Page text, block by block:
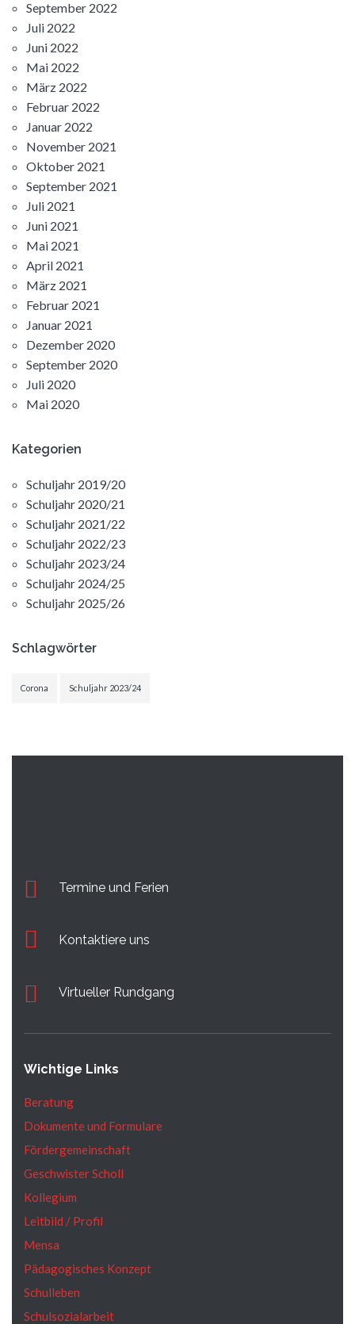
September 2022
Juli 2022
Juni 2022
Mai 2022
März 2022
Februar 2022
Januar 2022
November 2021
Oktober 2021
September 2021
Juli 2021
Juni 2021
Mai 2021
April 2021
März 2021
Februar 2021
Januar 2021
Dezember 2020
September 2020
Juli 2020
Mai 2020
Kategorien
Schuljahr 2019/20
Schuljahr 2020/21
Schuljahr 2021/22
Schuljahr 2022/23
Schuljahr 2023/24
Schuljahr 2024/25
Schuljahr 2025/26
Schlagwörter
Corona Schuljahr 2023/24
Termine und Ferien
Kontaktiere uns
Virtueller Rundgang
Wichtige Links
Beratung
Dokumente und Formulare
Fördergemeinschaft
Geschwister Scholl
Kollegium
Leitbild / Profil
Mensa
Pädagogisches Konzept
Schulleben
Schulsozialarbeit